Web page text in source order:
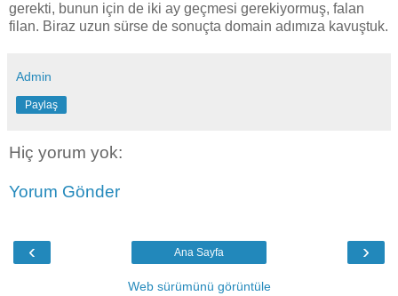
gerekti, bunun için de iki ay geçmesi gerekiyormuş, falan
filan. Biraz uzun sürse de sonuçta domain adımıza kavuştuk.
Admin
Paylaş
Hiç yorum yok:
Yorum Gönder
‹ ›
Ana Sayfa
Web sürümünü görüntüle